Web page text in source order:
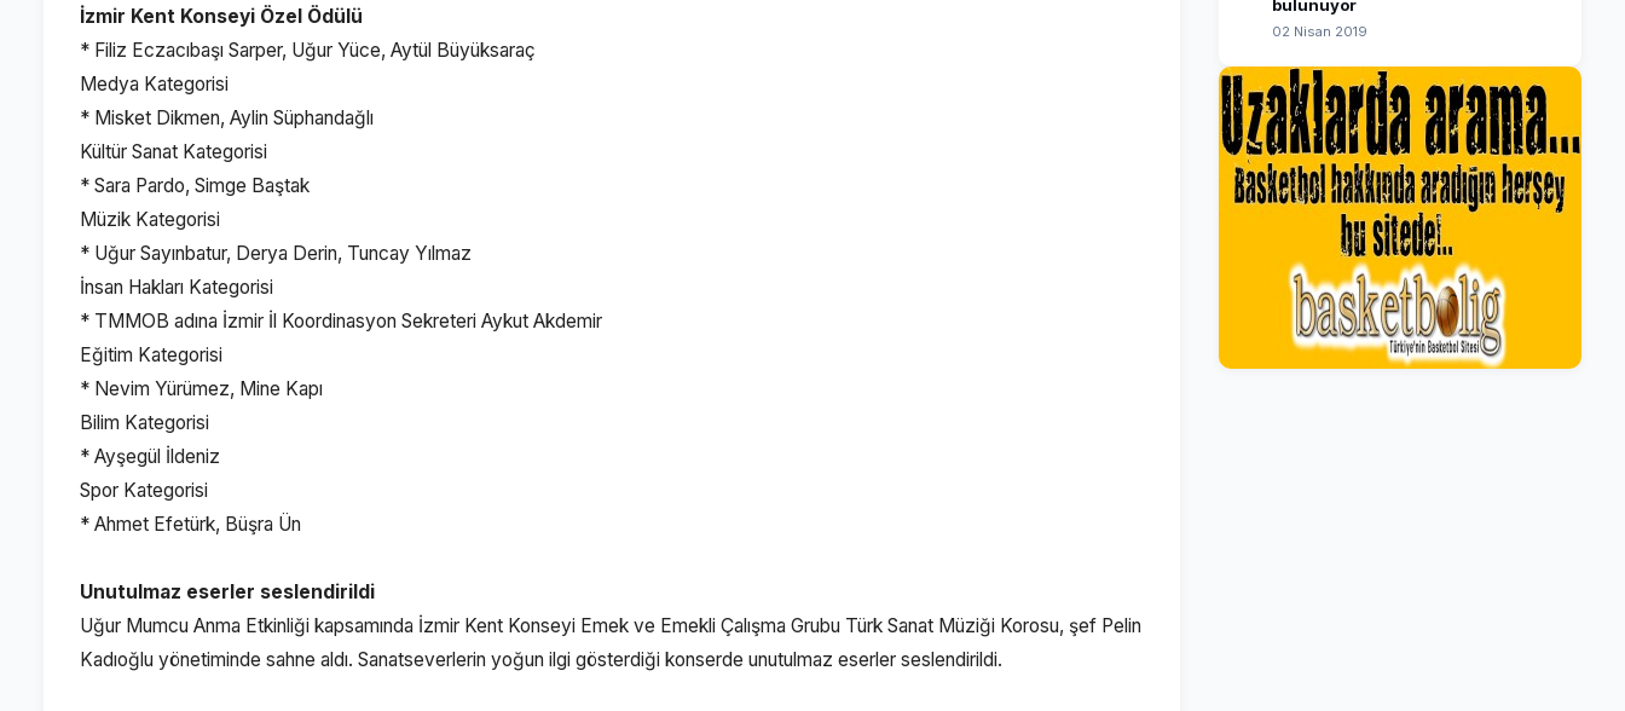
İzmir Kent Konseyi Özel Ödülü
* Filiz Eczacıbaşı Sarper, Uğur Yüce, Aytül Büyüksaraç
Medya Kategorisi
* Misket Dikmen, Aylin Süphandağlı
Kültür Sanat Kategorisi
* Sara Pardo, Simge Baştak
Müzik Kategorisi
* Uğur Sayınbatur, Derya Derin, Tuncay Yılmaz
İnsan Hakları Kategorisi
* TMMOB adına İzmir İl Koordinasyon Sekreteri Aykut Akdemir
Eğitim Kategorisi
* Nevim Yürümez, Mine Kapı
Bilim Kategorisi
* Ayşegül İldeniz
Spor Kategorisi
* Ahmet Efetürk, Büşra Ün
Unutulmaz eserler seslendirildi
Uğur Mumcu Anma Etkinliği kapsamında İzmir Kent Konseyi Emek ve Emekli Çalışma Grubu Türk Sanat Müziği Korosu, şef Pelin
Kadıoğlu yönetiminde sahne aldı. Sanatseverlerin yoğun ilgi gösterdiği konserde unutulmaz eserler seslendirildi.
bulunuyor
02 Nisan 2019